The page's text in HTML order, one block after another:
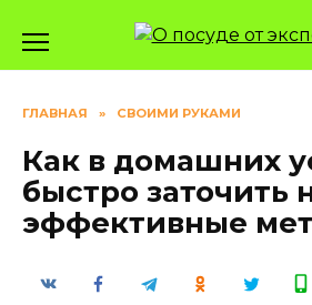
содержанию
ГЛАВНАЯ » СВОИМИ РУКАМИ
Как в домашних
быстро заточить
эффективные